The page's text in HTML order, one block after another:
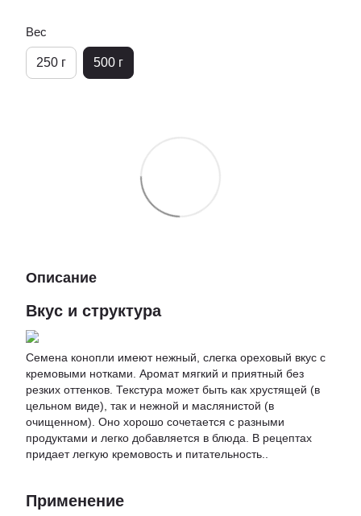
Вес
250 г 500 г
Описание
Вкус и структура
Семена конопли имеют нежный, слегка ореховый вкус с
кремовыми нотками. Аромат мягкий и приятный без
резких оттенков. Текстура может быть как хрустящей (в
цельном виде), так и нежной и маслянистой (в
очищенном). Оно хорошо сочетается с разными
продуктами и легко добавляется в блюда. В рецептах
придает легкую кремовость и питательность..
Применение